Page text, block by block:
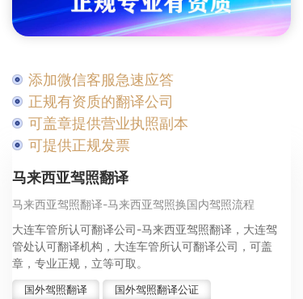
添加微信客服急速应答
正规有资质的翻译公司
可盖章提供营业执照副本
可提供正规发票
马来西亚驾照翻译
马来西亚驾照翻译-马来西亚驾照换国内驾照流程
大连车管所认可翻译公司-马来西亚驾照翻译，大连驾
管处认可翻译机构，大连车管所认可翻译公司，可盖
章，专业正规，立等可取。
国外驾照翻译
国外驾照翻译公证